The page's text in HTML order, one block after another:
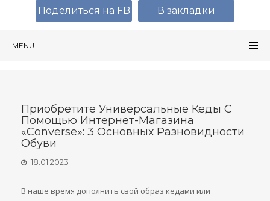
MENU
Приобретите Универсальные Кеды С
Помощью Интернет-Магазина
«Сonverse»: 3 Основных Разновидности
Обуви
18.01.2023
В наше время дополнить свой образ кедами или
Поделиться на FB В закладки